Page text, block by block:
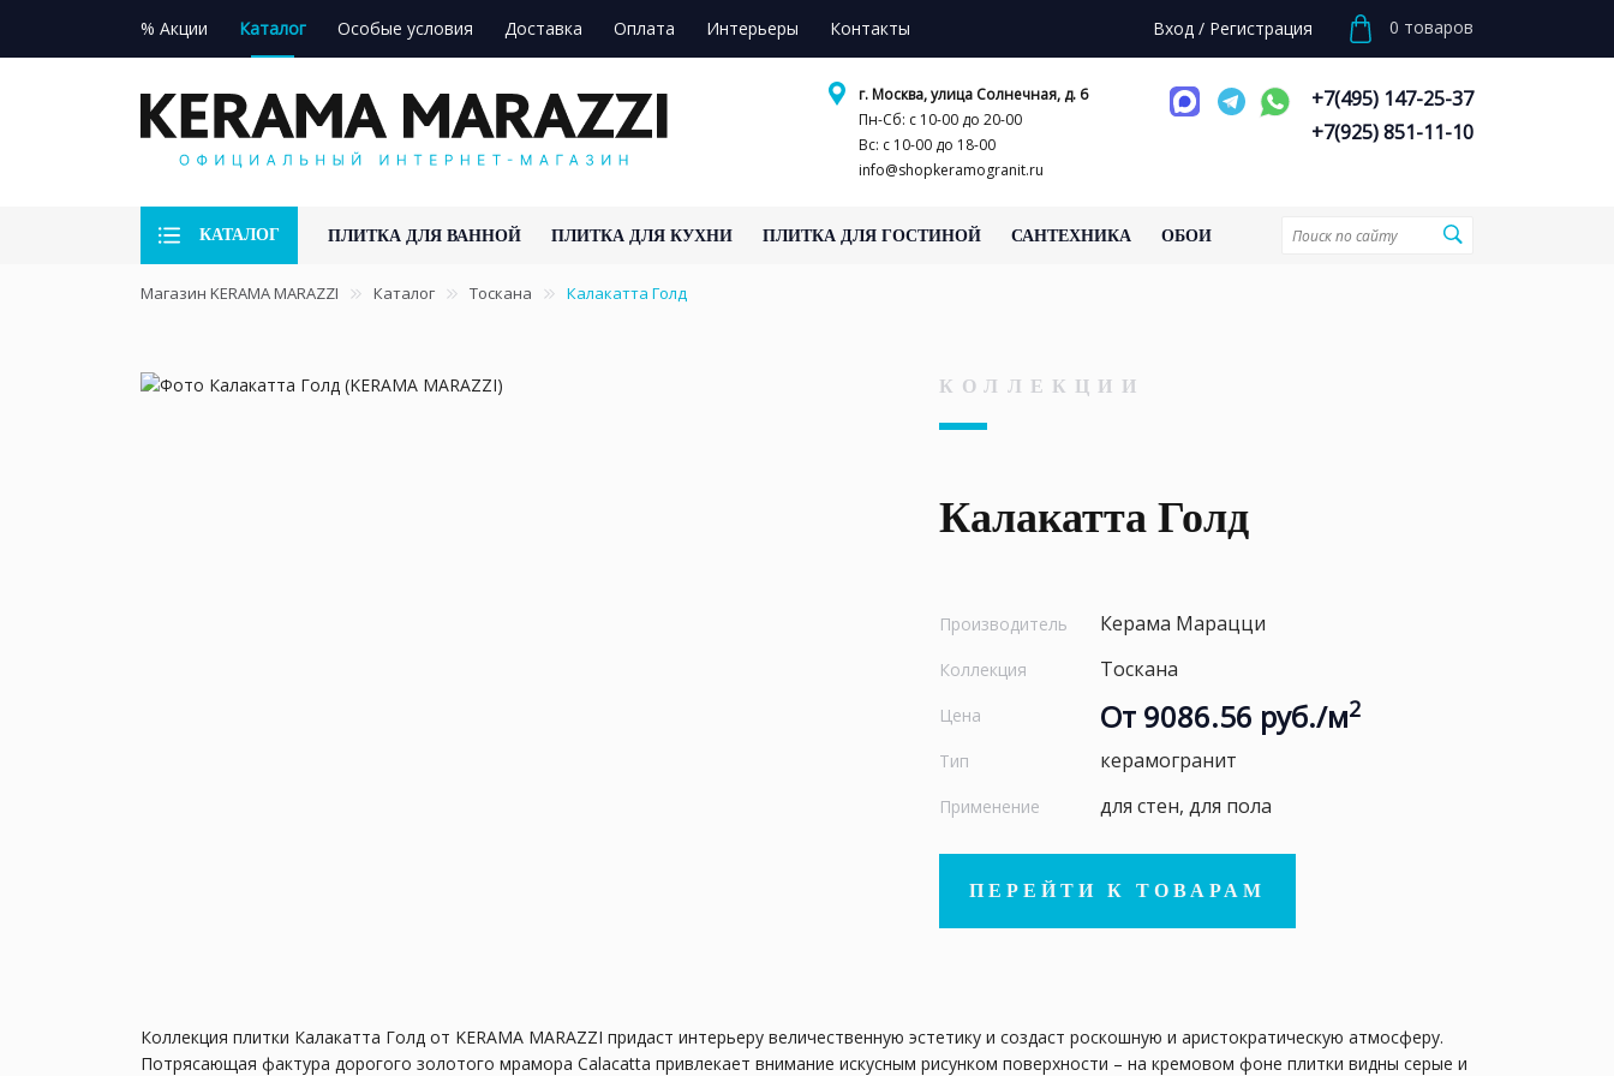
% Акции Каталог Особые условия Доставка Оплата Интерьеры Контакты Вход / Регистрация 0 товаров
г. Москва, улица Солнечная, д. 6
Пн-Сб: с 10-00 до 20-00
Вс: с 10-00 до 18-00
info@shopkeramogranit.ru
+7(495) 147-25-37
+7(925) 851-11-10
КАТАЛОГ ПЛИТКА ДЛЯ ВАННОЙ ПЛИТКА ДЛЯ КУХНИ ПЛИТКА ДЛЯ ГОСТИНОЙ САНТЕХНИКА ОБОИ
Магазин KERAMA MARAZZI Каталог Тоскана Калакатта Голд
КОЛЛЕКЦИИ
Калакатта Голд
Производитель Керама Марацци
Коллекция Тоскана
Цена От 9086.56 руб./м2
Тип керамогранит
Применение для стен, для пола
ПЕРЕЙТИ К ТОВАРАМ
Коллекция плитки Калакатта Голд от KERAMA MARAZZI придаст интерьеру величественную эстетику и создаст роскошную и аристократическую атмосферу.
Потрясающая фактура дорогого золотого мрамора Calacatta привлекает внимание искусным рисунком поверхности – на кремовом фоне плитки видны серые и